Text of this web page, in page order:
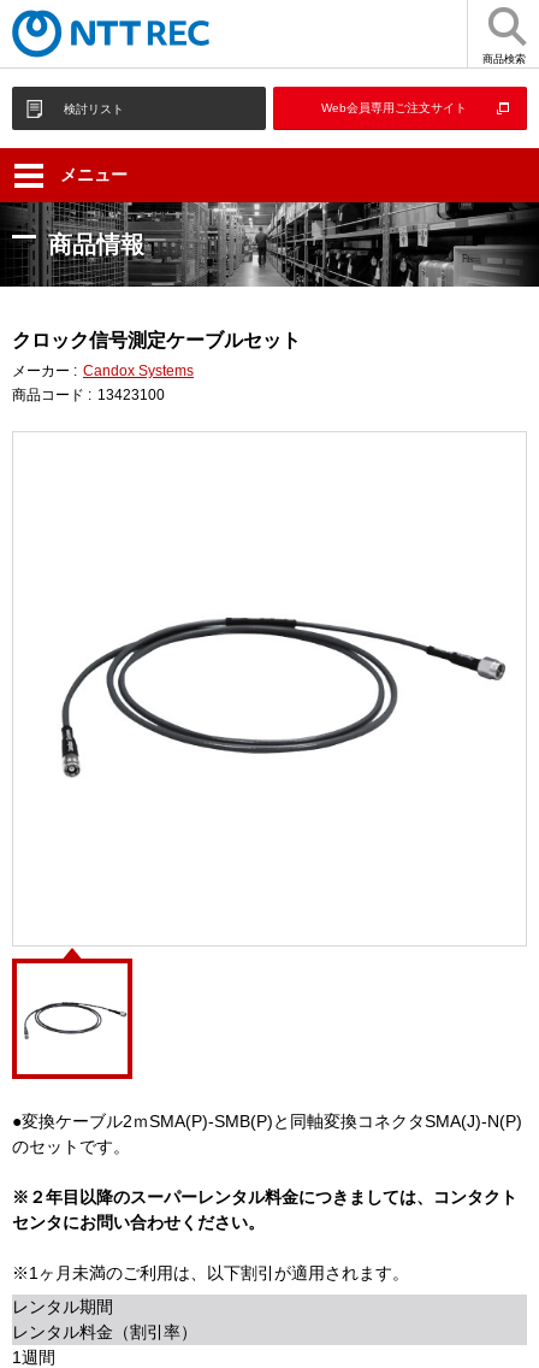
商品検索
検討リスト Web会員専用ご注文サイト
メニュー
商品情報
クロック信号測定ケーブルセット
メーカー : Candox Systems
商品コード : 13423100
●変換ケーブル2ｍSMA(P)-SMB(P)と同軸変換コネクタSMA(J)-N(P)
のセットです。
※２年目以降のスーパーレンタル料金につきましては、コンタクト
センタにお問い合わせください。
※1ヶ月未満のご利用は、以下割引が適用されます。
レンタル期間
レンタル料金（割引率）
1週間